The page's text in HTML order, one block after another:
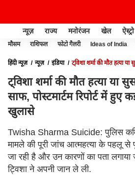
न्यूज़ राज्य मनोरंजन खेल ऐस्ट्रो
मौसम राशिफल फोटो गैलरी Ideas of India
हिंदी न्यूज़ न्यूज़ इंडिया
ट्विशा शर्मा की मौत हत्या या
ट्विशा शर्मा की मौत हत्या या
साफ, पोस्टमार्टम रिपोर्ट में हुए
खुलासे
Twisha Sharma Suicide: पुलिस
मामले की पूरी जांच आत्महत्या के पहलू से
जा रही है और उन कारणों का पता
ट्विशा ने अपनी जान ले ली.